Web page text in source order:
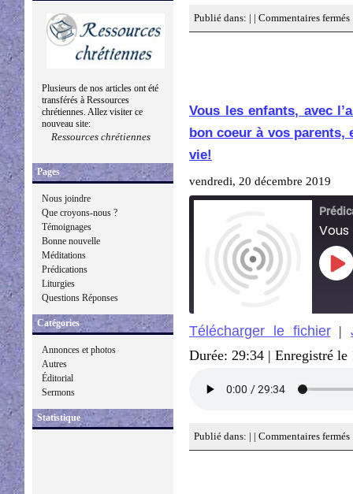
Plusieurs de nos articles ont été
transférés à Ressources
chrétiennes. Allez visiter ce
nouveau site:
Ressources chrétiennes
Pages
Nous joindre
Que croyons-nous ?
Témoignages
Bonne nouvelle
Méditations
Prédications
Liturgies
Questions Réponses
Catégories
Annonces et photos
Autres
Éditorial
Sermons
Statistique
Publié dans: | | Commentaires fermés
Vous les enfants, avec
bon coeur à vos parents,
vie!
vendredi, 20 décembre 2019
RSS FEED
Télécharger le fichier|
Durée: 29:34 | Enregistré le
Publié dans: | | Commentaires fermés